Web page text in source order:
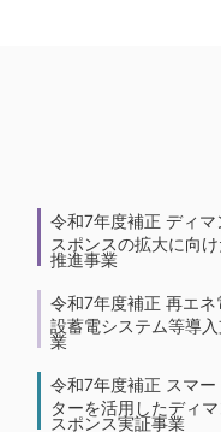
令和7年度補正 ディマ
スポンスの拡大に向
推進事業
令和7年度補正 再エネ
設蓄電システム等導
業
令和7年度補正 スマー
ターを活用したディ
スポンス実証事業